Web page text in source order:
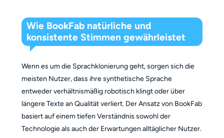
Wie BookFab natürliche und
konsistente Stimmen gewährleistet
Wenn es um die Sprachklonierung geht, sorgen sich die
meisten Nutzer, dass ihre synthetische Sprache
entweder verhältnismäßig robotisch klingt oder über
längere Texte an Qualität verliert. Der Ansatz von BookFab
basiert auf einem tiefen Verständnis sowohl der
Technologie als auch der Erwartungen alltäglicher Nutzer.